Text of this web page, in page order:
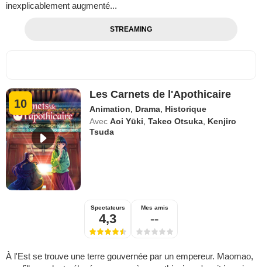
inexplicablement augmenté...
STREAMING
10
Les Carnets de l'Apothicaire
Animation, Drama, Historique
Avec Aoi Yūki,Takeo Otsuka, Kenjiro
Tsuda
Spectateurs
4,3
Mes amis
--
À l'Est se trouve une terre gouvernée par un empereur. Maomao,